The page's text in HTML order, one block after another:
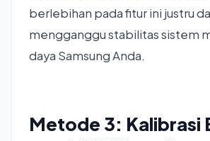
berlebihan pada fitur ini justru
mengganggu stabilitas sistem
daya Samsung Anda.
Metode 3: Kalibrasi